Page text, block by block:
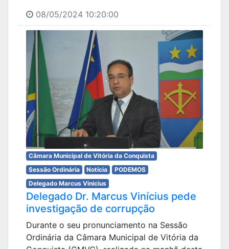
08/05/2024 10:20:00
Câmara Municipal de Vitória da Conquista
Sessão Ordinária
Notícia
PODEMOS
Delegado Marcus Vinicius
Delegado Dr. Marcus Vinícius pede
investigação de corrupção
Durante o seu pronunciamento na Sessão
Ordinária da Câmara Municipal de Vitória da